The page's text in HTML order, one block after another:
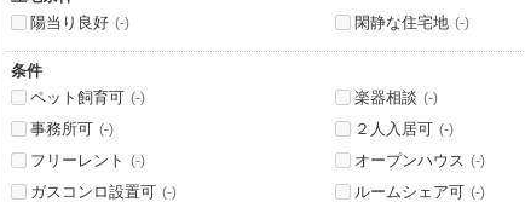
陽当り良好 (-) 閑静な住宅地 (-)
条件
ペット飼育可 (-) 楽器相談 (-)
事務所可 (-) ２人入居可 (-)
フリーレント (-) オープンハウス (-)
ガスコンロ設置可 (-) ルームシェア可 (-)